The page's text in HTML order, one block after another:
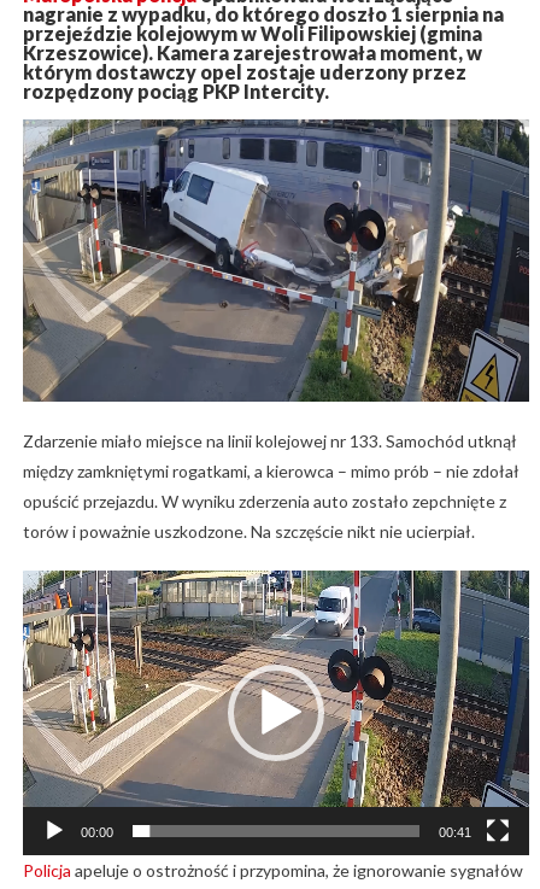
nagranie z wypadku, do którego doszło 1 sierpnia na
przejeździe kolejowym w Woli Filipowskiej (gmina
Krzeszowice). Kamera zarejestrowała moment, w
którym dostawczy opel zostaje uderzony przez
rozpędzony pociąg PKP Intercity.
Zdarzenie miało miejsce na linii kolejowej nr 133. Samochód utknął
między zamkniętymi rogatkami, a kierowca – mimo prób – nie zdołał
opuścić przejazdu. W wyniku zderzenia auto zostało zepchnięte z
torów i poważnie uszkodzone. Na szczęście nikt nie ucierpiał.
Odtwarzacz
video
00:00 00:41
Policja apeluje o ostrożność i przypomina, że ignorowanie sygnałów